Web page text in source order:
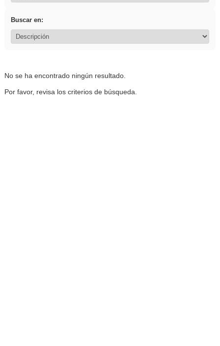
Buscar en:
No se ha encontrado ningún resultado.
Por favor, revisa los criterios de búsqueda.